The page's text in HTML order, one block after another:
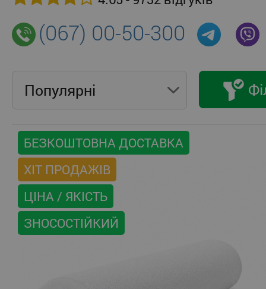
(067) 00-50-300
Популярнi
БЕЗКОШТОВНА ДОСТАВКА
ХІТ ПРОДАЖІВ
ЦІНА / ЯКІСТЬ
ЗНОСОСТІЙКИЙ